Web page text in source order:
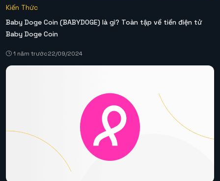
Kiến Thức
Baby Doge Coin (BABYDOGE) là gì? Toàn tập về tiền điện tử
Baby Doge Coin
1 năm trước22/09/2024